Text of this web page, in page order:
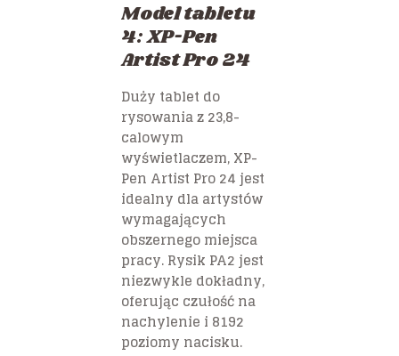
Model tabletu
4: XP-Pen
Artist Pro 24
Duży tablet do
rysowania z 23,8-
calowym
wyświetlaczem, XP-
Pen Artist Pro 24 jest
idealny dla artystów
wymagających
obszernego miejsca
pracy. Rysik PA2 jest
niezwykle dokładny,
oferując czułość na
nachylenie i 8192
poziomy nacisku.